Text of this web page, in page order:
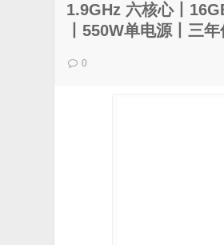
1.9GHz 六核心丨
丨550W单电源丨三年
0